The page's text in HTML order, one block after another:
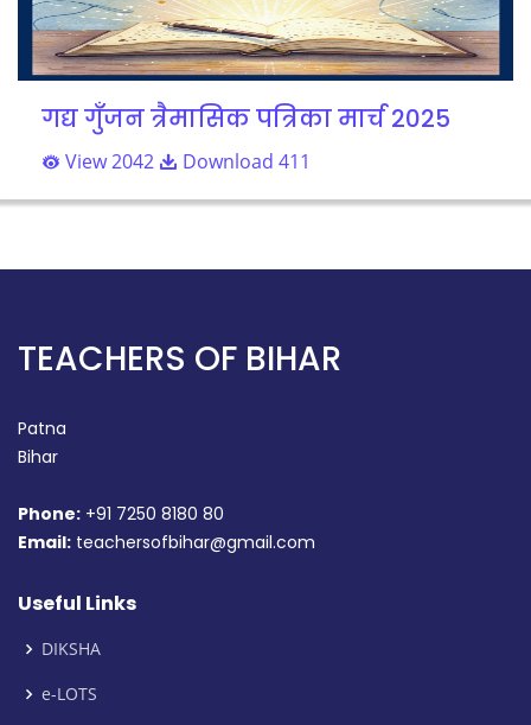
गद्य गुँजन त्रैमासिक पत्रिका मार्च 2025
View 2042 Download 411
TEACHERS OF BIHAR
Patna
Bihar
Phone: +91 7250 8180 80
Email: teachersofbihar@gmail.com
Useful Links
DIKSHA
e-LOTS